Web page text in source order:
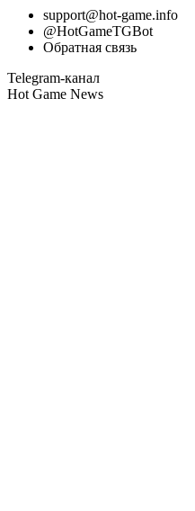
support@hot-game.info
@HotGameTGBot
Обратная связь
Telegram-канал
Hot Game News